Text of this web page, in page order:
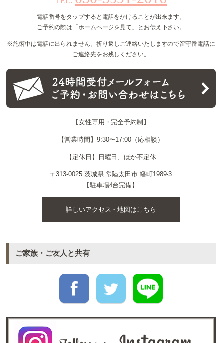
電話番号をタップすると電話をかけることが出来ます。
ご予約の際は「ホームページを見て」とお伝え下さい。
※施術中は電話に出られません。折り返しご連絡いたしますので留守番電話に
ご連絡先をお残しください。
【女性専用・完全予約制】
【営業時間】9:30〜17:00（応相談）
【定休日】日曜日、ほか不定休
〒313-0025 茨城県 常陸太田市 幡町1989-3
【駐車場4台完備】
詳しいアクセス・地図はこちら
ご家族・ご友人と共有